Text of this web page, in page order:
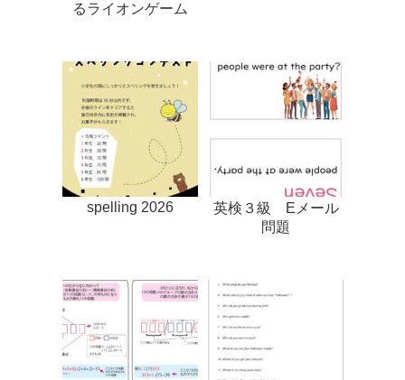
るライオンゲーム
spelling 2026
英検３級 Eメール
問題